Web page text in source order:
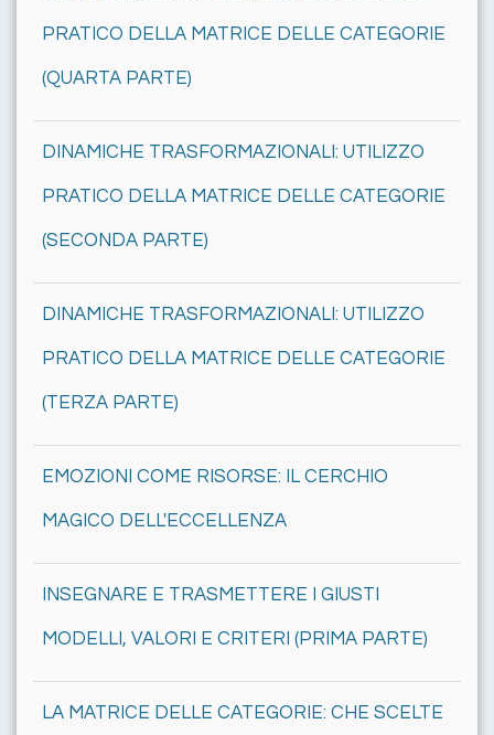
PRATICO DELLA MATRICE DELLE CATEGORIE
(QUARTA PARTE)
DINAMICHE TRASFORMAZIONALI: UTILIZZO
PRATICO DELLA MATRICE DELLE CATEGORIE
(SECONDA PARTE)
DINAMICHE TRASFORMAZIONALI: UTILIZZO
PRATICO DELLA MATRICE DELLE CATEGORIE
(TERZA PARTE)
EMOZIONI COME RISORSE: IL CERCHIO
MAGICO DELL'ECCELLENZA
INSEGNARE E TRASMETTERE I GIUSTI
MODELLI, VALORI E CRITERI (PRIMA PARTE)
LA MATRICE DELLE CATEGORIE: CHE SCELTE